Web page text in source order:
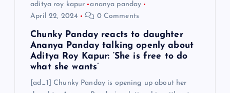
aditya roy kapur
ananya panday
April 22, 2024
0 Comments
Chunky Panday reacts to daughter
Ananya Panday talking openly about
Aditya Roy Kapur: ‘She is free to do
what she wants’
[ad_1] Chunky Panday is opening up about her